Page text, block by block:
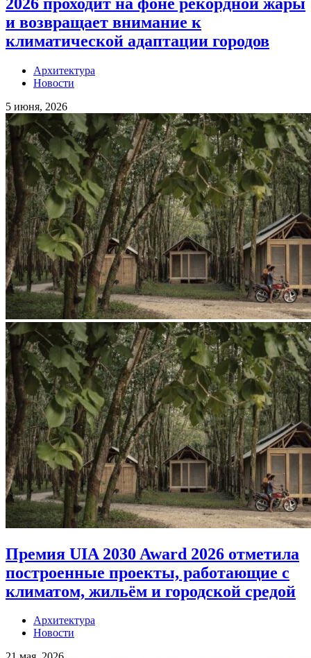
и возвращает внимание к
климатической адаптации городов
Архитектура
Новости
5 июня, 2026
Премия UIA 2030 Award 2026 отметила
построенные проекты, работающие с
климатом, жильём и городской средой
Архитектура
Новости